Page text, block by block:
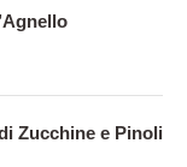
Zucchine e Pinoli